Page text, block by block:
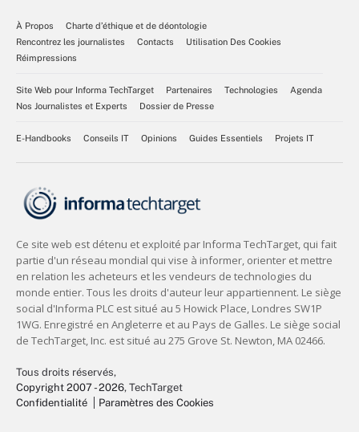
À Propos
Charte d’éthique et de déontologie
Rencontrez les journalistes
Contacts
Utilisation Des Cookies
Réimpressions
Site Web pour Informa TechTarget Partenaires Technologies
Agenda
Nos Journalistes et Experts
Dossier de Presse
E-Handbooks Conseils IT Opinions Guides Essentiels Projets IT
Tous droits réservés,
Copyright 2007 - 2026, TechTarget
Confidentialité
Paramètres des Cookies